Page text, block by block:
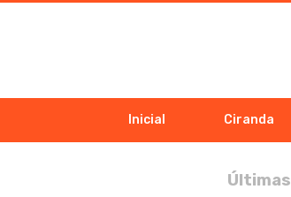
Inicial Ciranda